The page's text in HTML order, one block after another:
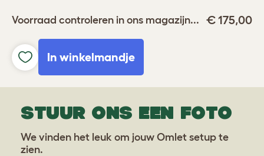
Voorraad controleren in ons magazijn... € 175,00
In winkelmandje
STUUR ONS EEN FOTO
We vinden het leuk om jouw Omlet setup te
zien.